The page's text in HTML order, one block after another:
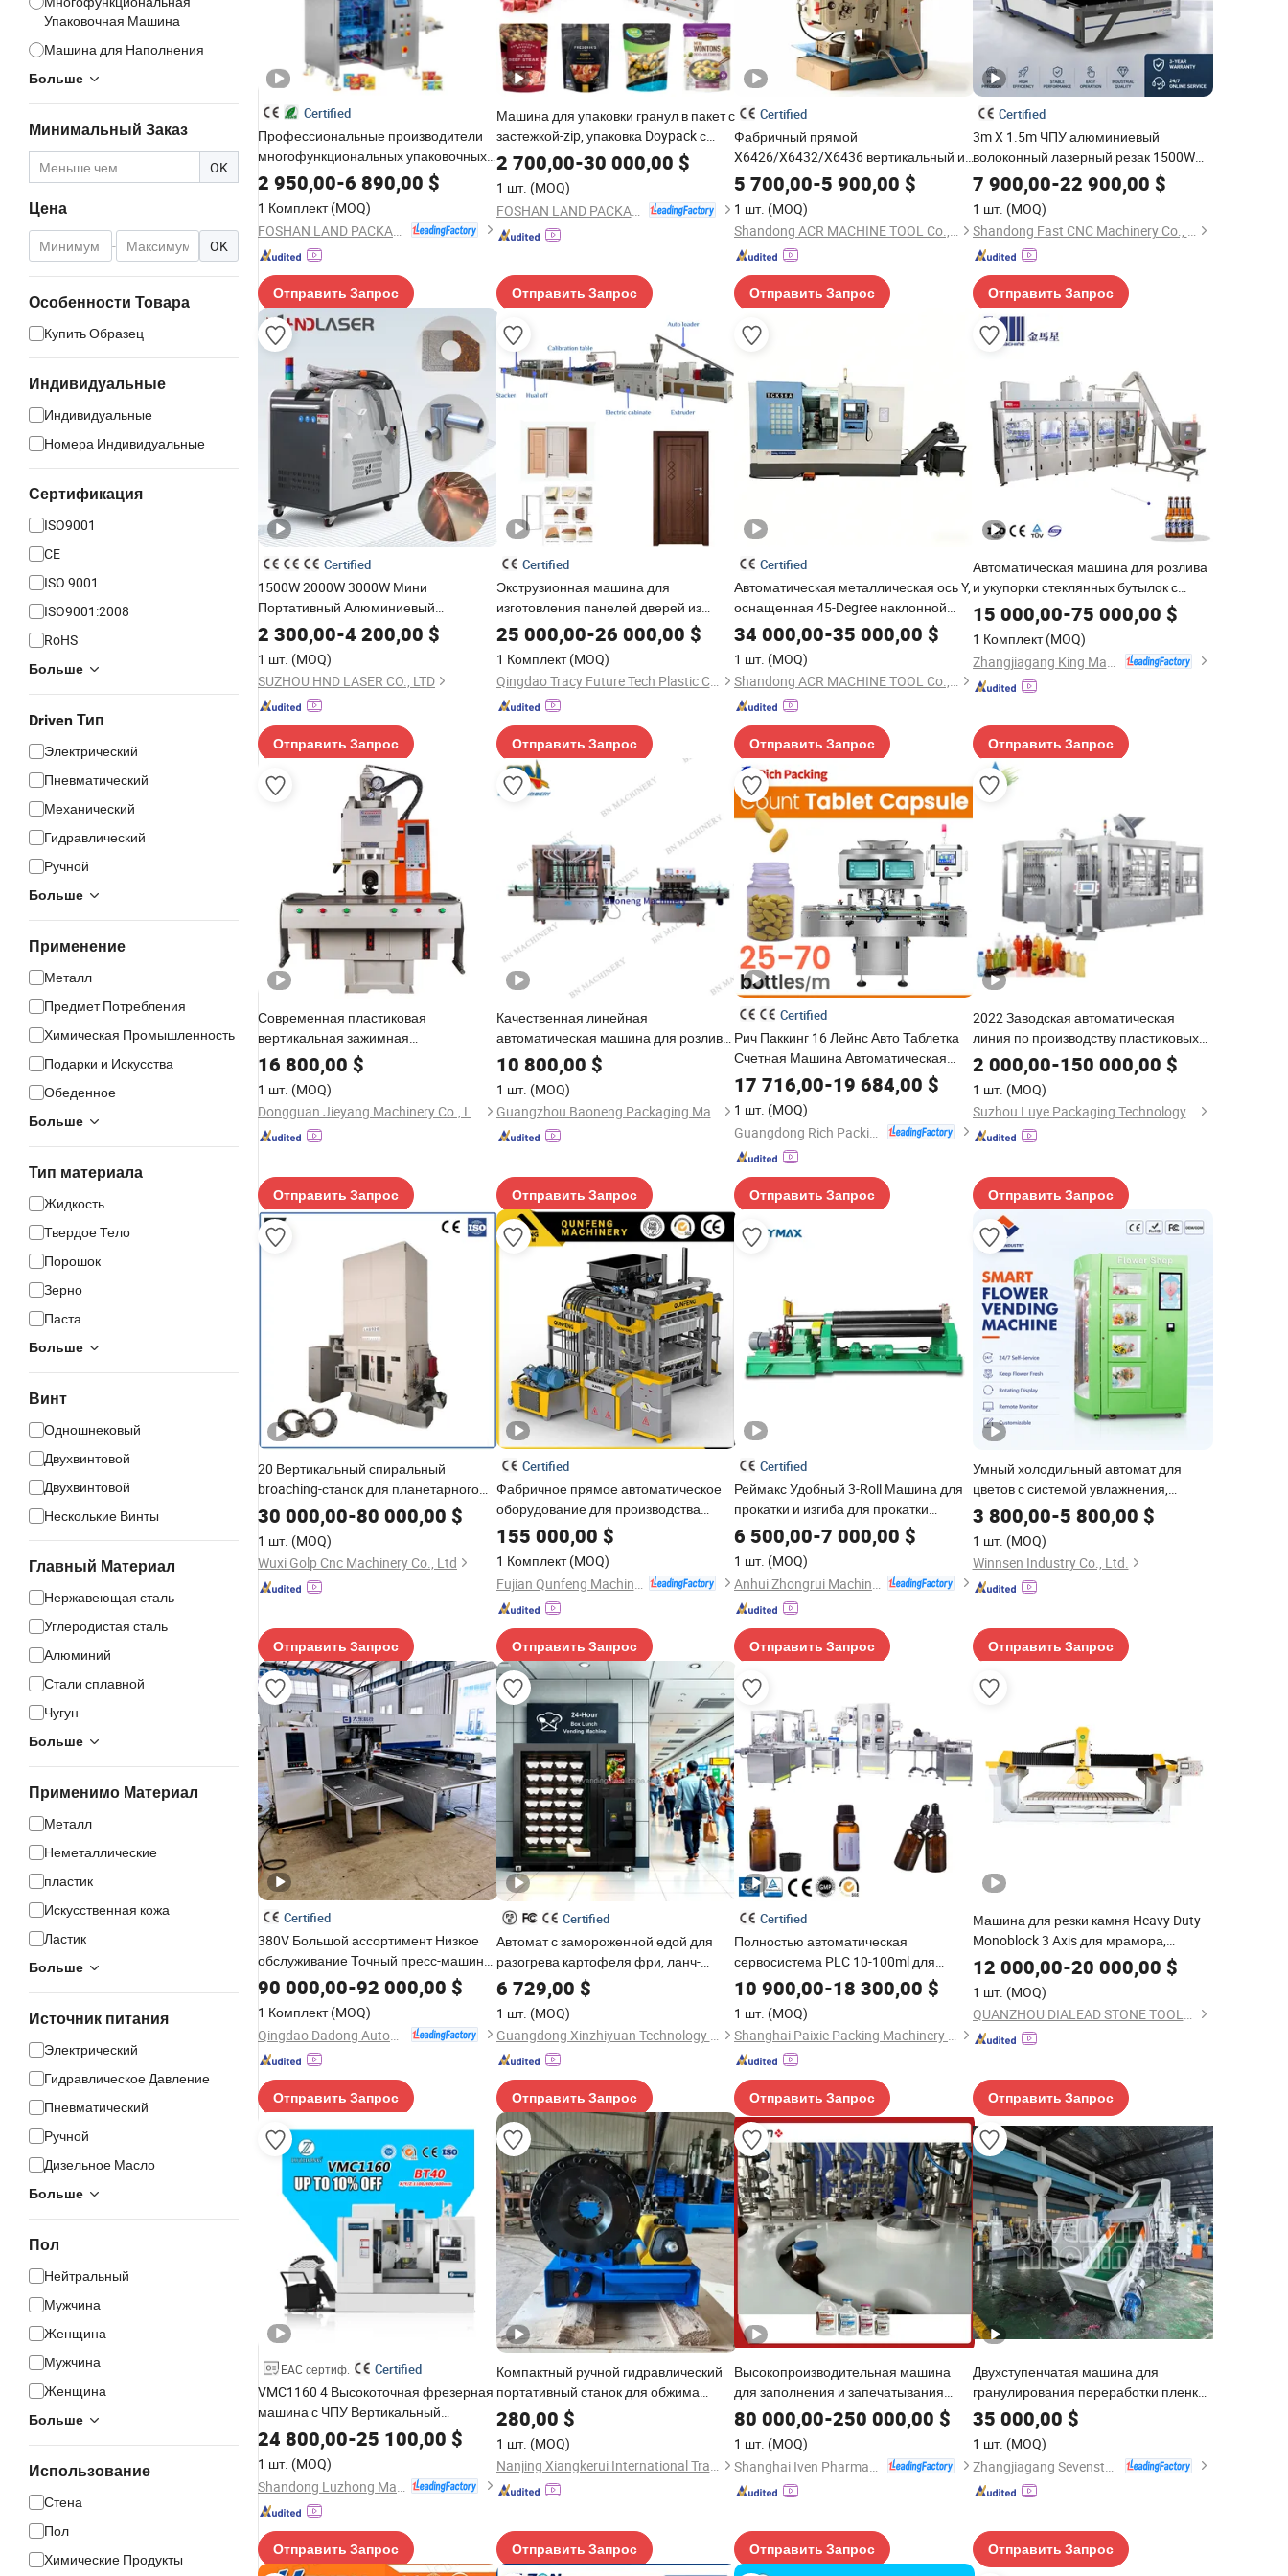
Упаковочная Машина
Машина для Наполнения
Больше
Минимальный Заказ
OK
Цена
- OK
Особенности Товара
Купить Образец
Индивидуальные
Индивидуальные
Номера Индивидуальные
Сертификация
ISO9001
CE
ISO 9001
ISO9001:2008
RoHS
Больше
Driven Тип
Электрический
Пневматический
Механический
Гидравлический
Ручной
Больше
Применение
Металл
Предмет Потребления
Химическая Промышленность
Подарки и Искусства
Обеденное
Больше
Тип материала
Жидкость
Твердое Тело
Порошок
Зерно
Паста
Больше
Винт
Одношнековый
Двухвинтовой
Двухвинтовой
Несколькие Винты
Главный Материал
Нержавеющая сталь
Углеродистая сталь
Алюминий
Стали сплавной
Чугун
Больше
Применимо Материал
Металл
Неметаллические
пластик
Искусственная кожа
Ластик
Больше
Источник питания
Электрический
Гидравлическое Давление
Пневматический
Ручной
Дизельное Масло
Больше
Пол
Нейтральный
Мужчина
Женщина
Мужчина
Женщина
Больше
Использование
Стена
Пол
Химические Продукты
Certified
Профессиональные производители
многофункциональных упаковочных
машин для порошковых саше
2 950,00-6 890,00 $
1 Комплект (MOQ)
Отправить Запрос
Машина для упаковки гранул в пакет с
застежкой-zip, упаковка Doypack с
подъемником юбки
2 700,00-30 000,00 $
1 шт. (MOQ)
FOSHAN LAND PACKAGING MACHINERY CO., LTD.
Отправить Запрос
Certified
Фабричный прямой
X6426/X6432/X6436 вертикальный и
горизонтальный универсальный
поворотный головка фрезерный
станок для обработки металла ручной
фрезерный станок экономичный с CE
5 700,00-5 900,00 $
1 шт. (MOQ)
Shandong ACR MACHINE TOOL Co., Ltd.
Отправить Запрос
Certified
3m X 1.5m ЧПУ алюминиевый
волоконный лазерный резак 1500W
2000W 3000W 6000W 12000W
Волоконный лазерный резак для
углеродной стали, нержавеющей
стали, алюминия, меди
7 900,00-22 900,00 $
1 шт. (MOQ)
Shandong Fast CNC Machinery Co., Ltd
Отправить Запрос
Certified
1500W 2000W 3000W Мини
Портативный Алюминиевый
Металлический Аппарат для Сварки
Очистки Лазерной Очистки Сварки
Пайки Резки 3 по 1 цене
2 300,00-4 200,00 $
1 шт. (MOQ)
SUZHOU HND LASER CO., LTD
Отправить Запрос
Certified
Экструзионная машина для
изготовления панелей дверей из
пластикового ПВХ, оконных рам и
наличников
25 000,00-26 000,00 $
1 Комплект (MOQ)
Qingdao Tracy Future Tech Plastic Co., Ltd.
Отправить Запрос
Certified
Автоматическая металлическая ось Y,
оснащенная 45-Degree наклонной
станиной и поворотным
инструментальным туретом, подходит
для высокоточных деталей. Tck56y
ЧПУ токарный станок
34 000,00-35 000,00 $
1 шт. (MOQ)
Shandong ACR MACHINE TOOL Co., Ltd.
Отправить Запрос
Автоматическая машина для розлива
и укупорки стеклянных бутылок с
газировкой, водой, пивом, вином,
горячими напитками, чаем, кофе,
молоком, соусом, медом,
энергетическими напитками и
сиропом
15 000,00-75 000,00 $
1 Комплект (MOQ)
Отправить Запрос
Современная пластиковая
вертикальная зажимная
горизонтальная инжекционная
формовочная машина
16 800,00 $
1 шт. (MOQ)
Dongguan Jieyang Machinery Co., Ltd.
Отправить Запрос
Качественная линейная
автоматическая машина для розлива,
закупорки и упаковки жидкого масла,
крема и шампуня
10 800,00 $
1 шт. (MOQ)
Guangzhou Baoneng Packaging Machinery and Equipment Co., Ltd.
Отправить Запрос
Certified
Рич Паккинг 16 Лейнс Авто Таблетка
Счетная Машина Автоматическая
Заполнение Капсул Машина
Бутылочная Машина Счетная
Машина Капсул
17 716,00-19 684,00 $
1 шт. (MOQ)
Отправить Запрос
2022 Заводская автоматическая
линия по производству пластиковых
бутылок для напитков, заполняющая
машина для газированных
минеральных вод, чистой воды, аква,
сока и жидкостей
2 000,00-150 000,00 $
1 шт. (MOQ)
Suzhou Luye Packaging Technology Co., Ltd.
Отправить Запрос
20 Вертикальный спиральный
broaching-станок для планетарного
редуктора с прямыми / спиральными
зубьями
30 000,00-80 000,00 $
1 шт. (MOQ)
Wuxi Golp Cnc Machinery Co., Ltd
Отправить Запрос
Certified
Фабричное прямое автоматическое
оборудование для производства
блоков с передовыми технологиями
QS1800
155 000,00 $
1 Комплект (MOQ)
Отправить Запрос
Certified
Реймакс Удобный 3-Roll Машина для
прокатки и изгиба для прокатки
различных профилей
6 500,00-7 000,00 $
1 шт. (MOQ)
Отправить Запрос
Умный холодильный автомат для
цветов с системой увлажнения,
сертифицированный CE и FCC
3 800,00-5 800,00 $
1 шт. (MOQ)
Winnsen Industry Co., Ltd.
Отправить Запрос
Certified
380V Большой ассортимент Низкое
обслуживание Точный пресс-машина
с CE
90 000,00-92 000,00 $
1 Комплект (MOQ)
Отправить Запрос
Certified
Автомат с замороженной едой для
разогрева картофеля фри, ланч-
бенто, торговый автомат с оплатой
монетами и банкнотами
6 729,00 $
1 шт. (MOQ)
Guangdong Xinzhiyuan Technology Co., Ltd.
Отправить Запрос
Certified
Полностью автоматическая
сервосистема PLC 10-100ml для
заполнения и запечатывания
стеклянных бутылок с жидкими
эфирными маслами и парфюмерией
для косметической и медицинской
промышленности
10 900,00-18 300,00 $
1 шт. (MOQ)
Shanghai Paixie Packing Machinery Co., Ltd.
Отправить Запрос
Машина для резки камня Heavy Duty
Monoblock 3 Axis для мрамора,
гранита, кварца
12 000,00-20 000,00 $
1 шт. (MOQ)
QUANZHOU DIALEAD STONE TOOLS CO., LTD.
Отправить Запрос
EAC сертиф. Certified
VMC1160 4 Высокоточная фрезерная
машина с ЧПУ Вертикальный
обрабатывающий центр
24 800,00-25 100,00 $
1 шт. (MOQ)
Отправить Запрос
Компактный ручной гидравлический
портативный станок для обжима
шлангов для автосервисов
280,00 $
1 шт. (MOQ)
Nanjing Xiangkerui International Trade Co., Ltd.
Отправить Запрос
Высокопроизводительная машина
для заполнения и запечатывания
флаконов с сывороткой в Китае
80 000,00-250 000,00 $
1 шт. (MOQ)
Отправить Запрос
Двухступенчатая машина для
гранулирования переработки пленки
из ПП/ПЭ пластиковых пакетов
35 000,00 $
1 шт. (MOQ)
Отправить Запрос